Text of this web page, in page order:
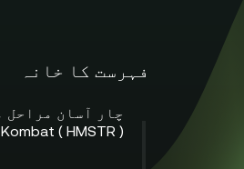
فہرست کا خانہ
Kombat ( HMSTR ) خریدیں